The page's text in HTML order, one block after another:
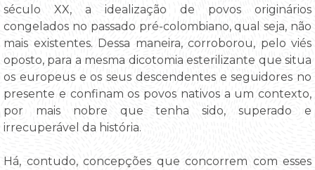
século XX, a idealização de povos originários
congelados no passado pré-colombiano, qual seja, não
mais existentes. Dessa maneira, corroborou, pelo viés
oposto, para a mesma dicotomia esterilizante que situa
os europeus e os seus descendentes e seguidores no
presente e confinam os povos nativos a um contexto,
por mais nobre que tenha sido, superado e
irrecuperável da história.
Há, contudo, concepções que concorrem com esses